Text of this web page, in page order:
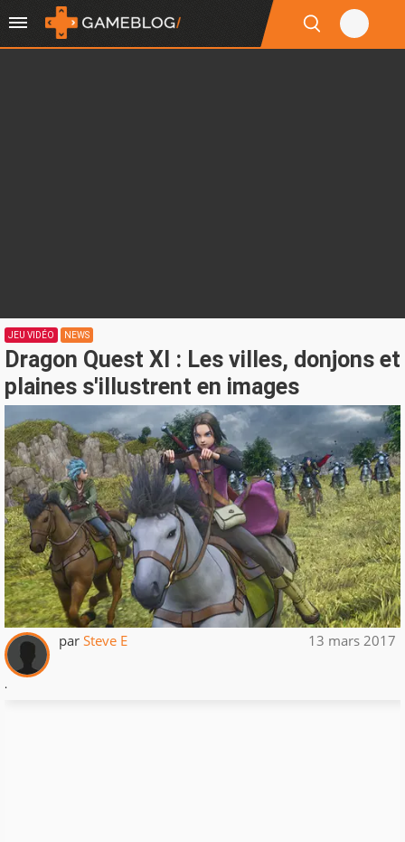
JEU VIDÉO NEWS
Dragon Quest XI : Les villes, donjons et
plaines s'illustrent en images
par Steve E 13 mars 2017
.